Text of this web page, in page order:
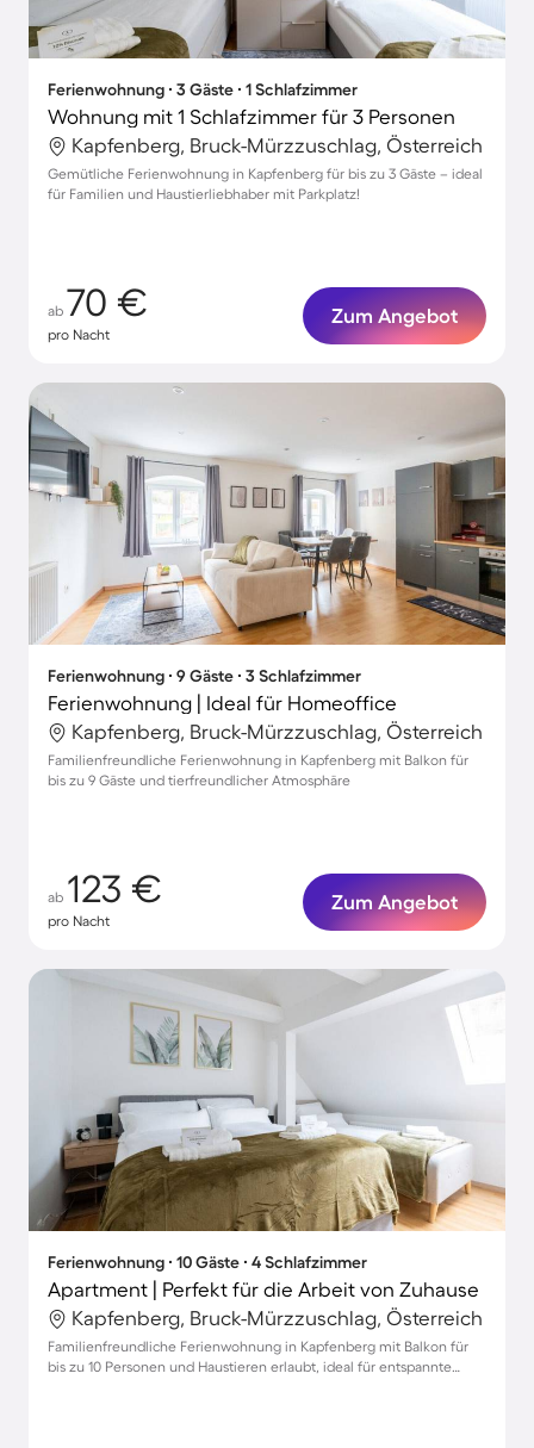
Ferienwohnung ∙ 3 Gäste ∙ 1 Schlafzimmer
Wohnung mit 1 Schlafzimmer für 3 Personen
Kapfenberg, Bruck-Mürzzuschlag, Österreich
Gemütliche Ferienwohnung in Kapfenberg für bis zu 3 Gäste – ideal
für Familien und Haustierliebhaber mit Parkplatz!
ab 70 €
pro Nacht
Zum Angebot
Ferienwohnung ∙ 9 Gäste ∙ 3 Schlafzimmer
Ferienwohnung | Ideal für Homeoffice
Kapfenberg, Bruck-Mürzzuschlag, Österreich
Familienfreundliche Ferienwohnung in Kapfenberg mit Balkon für
bis zu 9 Gäste und tierfreundlicher Atmosphäre
ab 123 €
pro Nacht
Zum Angebot
Ferienwohnung ∙ 10 Gäste ∙ 4 Schlafzimmer
Apartment | Perfekt für die Arbeit von Zuhause
Kapfenberg, Bruck-Mürzzuschlag, Österreich
Familienfreundliche Ferienwohnung in Kapfenberg mit Balkon für
bis zu 10 Personen und Haustieren erlaubt, ideal für entspannte